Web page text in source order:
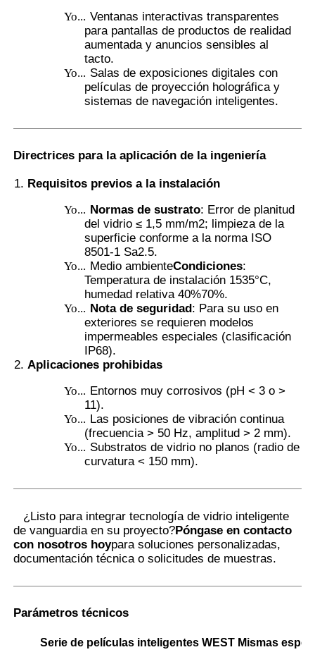
Yo... Ventanas interactivas transparentes
para pantallas de productos de realidad
aumentada y anuncios sensibles al
tacto.
Yo... Salas de exposiciones digitales con
películas de proyección holográfica y
sistemas de navegación inteligentes.
Directrices para la aplicación de la ingeniería
Requisitos previos a la instalación
Yo... Normas de sustrato: Error de planitud
del vidrio ≤ 1,5 mm/m2; limpieza de la
superficie conforme a la norma ISO
8501-1 Sa2.5.
Yo... Medio ambienteCondiciones:
Temperatura de instalación 15­35°C,
humedad relativa 40%­70%.
Yo... Nota de seguridad : Para su uso en
exteriores se requieren modelos
impermeables especiales (clasificación
IP68).
Aplicaciones prohibidas
Yo... Entornos muy corrosivos (pH < 3 o >
11).
Yo... Las posiciones de vibración continua
(frecuencia > 50 Hz, amplitud > 2 mm).
Yo... Substratos de vidrio no planos (radio de
curvatura < 150 mm).
¿Listo para integrar tecnología de vidrio inteligente
de vanguardia en su proyecto?Póngase en contacto
con nosotros hoypara soluciones personalizadas,
documentación técnica o solicitudes de muestras.
Parámetros técnicos
Serie de películas inteligentes WEST Mismas